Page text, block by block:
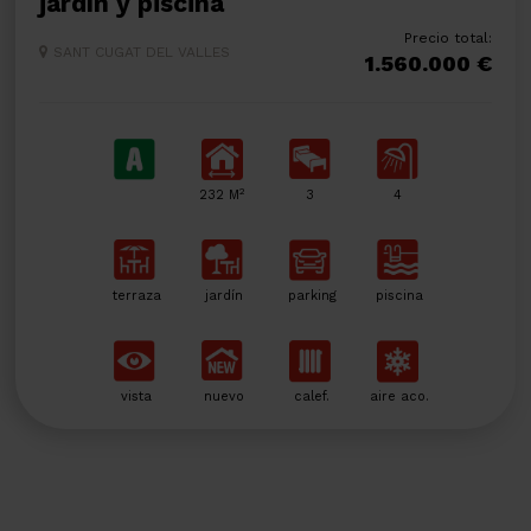
SANT CUGAT DEL VALLES
Precio total:
1.560.000 €
232 M2 3 4
terraza jardín parking piscina
vista nuevo calef. aire aco.